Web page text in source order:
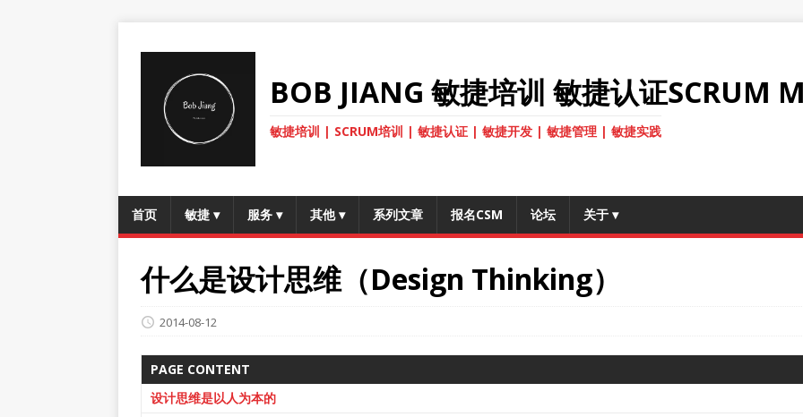
BOB JIANG 敏捷培训 敏捷认证SCRUM
敏捷培训 | SCRUM培训 | 敏捷认证 | 敏捷开发 | 敏捷管理 | 敏捷实践
首页 敏捷 ▾ 服务 ▾ 其他 ▾ 系列文章 报名CSM 论坛 关于 ▾
什么是设计思维（Design Thinking）
2014-08-12
PAGE CONTENT
设计思维是以人为本的